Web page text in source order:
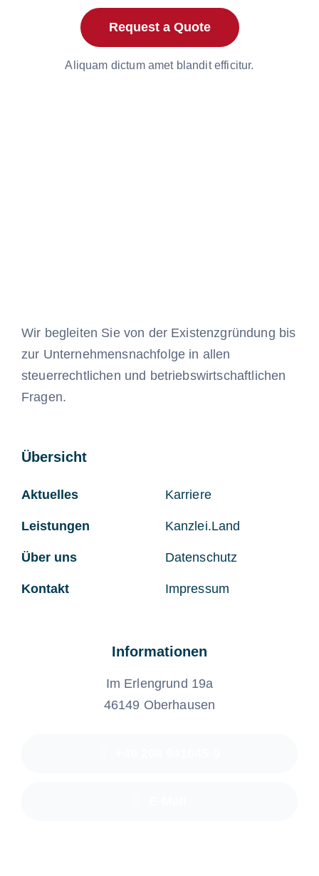
Request a Quote
Aliquam dictum amet blandit efficitur.
Wir begleiten Sie von der Existenzgründung bis
zur Unternehmensnachfolge in allen
steuerrechtlichen und betriebswirtschaftlichen
Fragen.
Übersicht
Aktuelles
Leistungen
Über uns
Kontakt
Karriere
Kanzlei.Land
Datenschutz
Impressum
Informationen
Im Erlengrund 19a
46149 Oberhausen